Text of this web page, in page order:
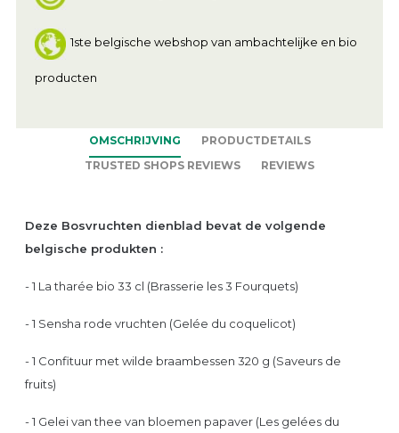
1ste belgische webshop van ambachtelijke en bio
producten
OMSCHRIJVING
PRODUCTDETAILS
TRUSTED SHOPS REVIEWS
REVIEWS
Deze Bosvruchten dienblad bevat de volgende
belgische produkten :
- 1 La tharée bio 33 cl (Brasserie les 3 Fourquets)
- 1 Sensha rode vruchten (Gelée du coquelicot)
- 1 Confituur met wilde braambessen 320 g (Saveurs de
fruits)
- 1 Gelei van thee van bloemen papaver (Les gelées du